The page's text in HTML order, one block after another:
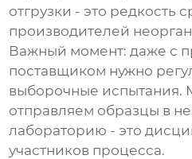
отгрузки - это редкость
производителей
Важный момент: даже с
поставщиком нужно
выборочные испытания.
отправляем образцы в
лабораторию - это
участников процесса.